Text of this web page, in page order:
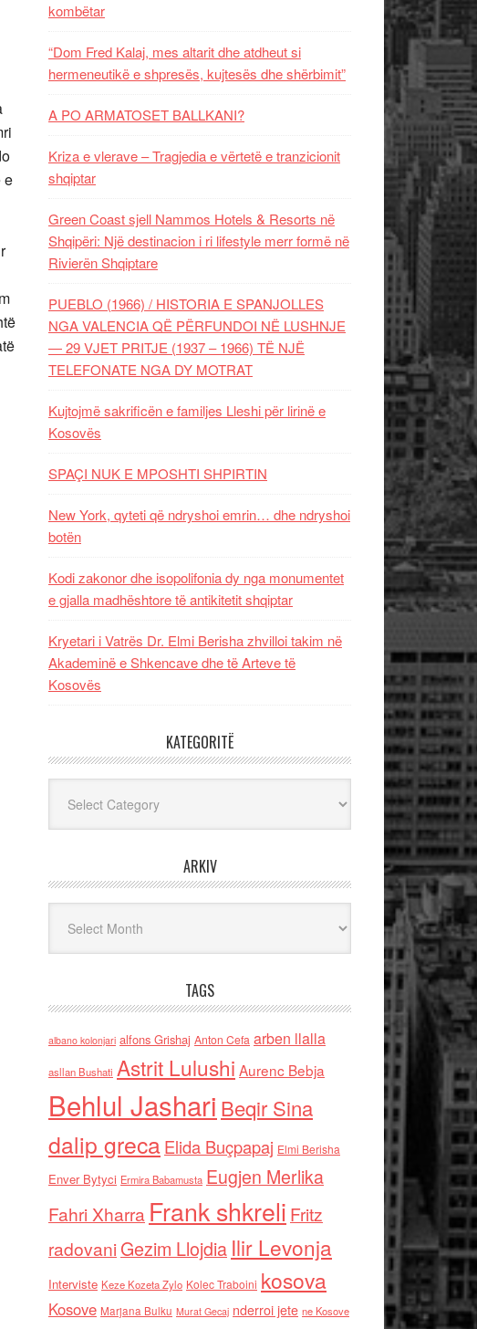
e
kombëtar
“Dom Fred Kalaj, mes altarit dhe atdheut si
hermeneutikë e shpresës, kujtesës dhe shërbimit”
A PO ARMATOSET BALLKANI?
Kriza e vlerave – Tragjedia e vërtetë e tranzicionit
shqiptar
Green Coast sjell Nammos Hotels & Resorts në
Shqipëri: Një destinacion i ri lifestyle merr formë në
Rivierën Shqiptare
PUEBLO (1966) / HISTORIA E SPANJOLLES
NGA VALENCIA QË PËRFUNDOI NË LUSHNJE
— 29 VJET PRITJE (1937 – 1966) TË NJË
TELEFONATE NGA DY MOTRAT
Kujtojmë sakrificën e familjes Lleshi për lirinë e
Kosovës
SPAÇI NUK E MPOSHTI SHPIRTIN
New York, qyteti që ndryshoi emrin… dhe ndryshoi
botën
Kodi zakonor dhe isopolifonia dy nga monumentet
e gjalla madhështore të antikitetit shqiptar
Kryetari i Vatrës Dr. Elmi Berisha zhvilloi takim në
Akademinë e Shkencave dhe të Arteve të
Kosovës
KATEGORITË
ARKIV
TAGS
albano kolonjari alfons Grishaj Anton Cefa arben llalla
asllan Bushati Astrit Lulushi Aurenc Bebja
Behlul Jashari Beqir Sina
dalip grecaElida Buçpapaj Elmi Berisha
Enver Bytyci Ermira Babamusta Eugjen Merlika
Fahri Xharra Frank shkreli Fritz
radovaniGezim Llojdia Ilir Levonja
Interviste Keze Kozeta Zylo Kolec Traboini kosova
Kosove Marjana Bulku Murat Gecaj nderroi jete ne Kosove